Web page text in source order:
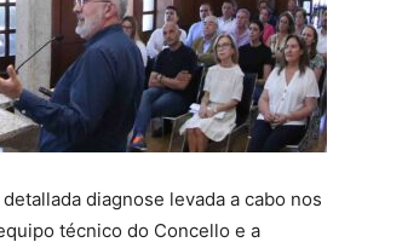
diagnose levada a cabo nos
técnico do Concello e a